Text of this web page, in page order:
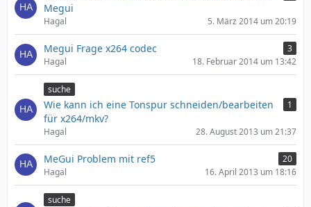
Megui
Hagal 5. März 2014 um 20:19
Megui Frage x264 codec
3
Hagal
18. Februar 2014 um 13:42
suche
Wie kann ich eine Tonspur schneiden/bearbeiten
für x264/mkv?
1
Hagal 28. August 2013 um 21:37
MeGui Problem mit ref5
20
Hagal
16. April 2013 um 18:16
suche